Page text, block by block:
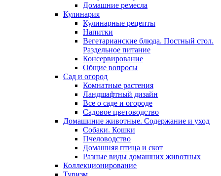
Домашние ремесла
Кулинария
Кулинарные рецепты
Напитки
Вегетарианские блюда. Постный стол.
Раздельное питание
Консервирование
Общие вопросы
Сад и огород
Комнатные растения
Ландшафтный дизайн
Все о саде и огороде
Садовое цветоводство
Домашиние животные. Содержание и уход
Собаки. Кошки
Пчеловодство
Домашняя птица и скот
Разные виды домашних животных
Коллекционирование
Туризм